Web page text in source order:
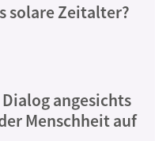
solare Zeitalter?
angesichts
Menschheit auf